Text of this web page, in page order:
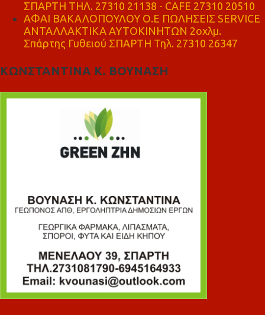
ΣΠΑΡΤΗ ΤΗΛ. 27310 21138 - CAFE 27310 20510
ΑΦΑΙ ΒΑΚΑΛΟΠΟΥΛΟΥ Ο.Ε ΠΩΛΗΣΕΙΣ SERVICE
ΑΝΤΑΛΛΑΚΤΙΚΑ ΑΥΤΟΚΙΝΗΤΩΝ 2οχλμ.
Σπάρτης Γυθειού ΣΠΑΡΤΗ Τηλ. 27310 26347
ΚΩΝΣΤΑΝΤΙΝΑ Κ. ΒΟΥΝΑΣΗ